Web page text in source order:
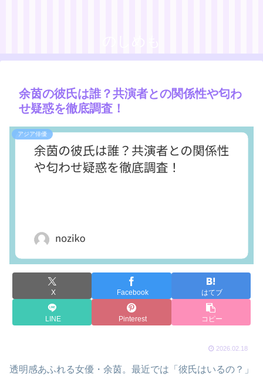
余茵の彼氏は誰？共演者との関係性や匂わ
せ疑惑を徹底調査！
アジア俳優
X Facebook はてブ
LINE Pinterest コピー
2026.02.18
透明感あふれる女優・余茵。最近では「彼氏はいるの？」